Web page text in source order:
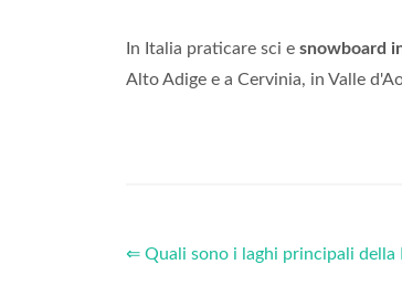
In Italia praticare sci e snowboard
Alto Adige e a Cervinia, in Valle
⇐ Quali sono i laghi principali della